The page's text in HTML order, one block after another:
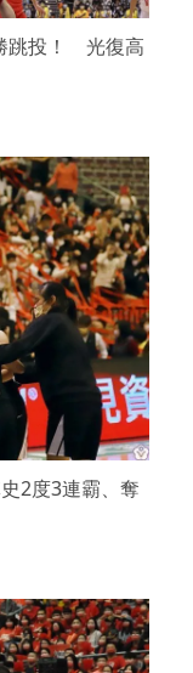
跳投！ 光復高
2度3連霸、奪